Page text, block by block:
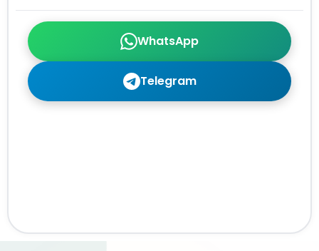
WhatsApp
Telegram